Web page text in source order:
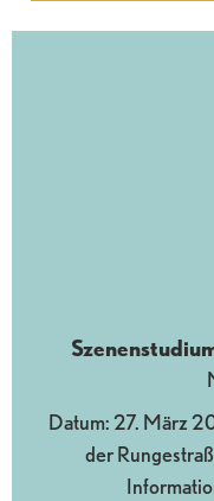
Datum: 27. März
der